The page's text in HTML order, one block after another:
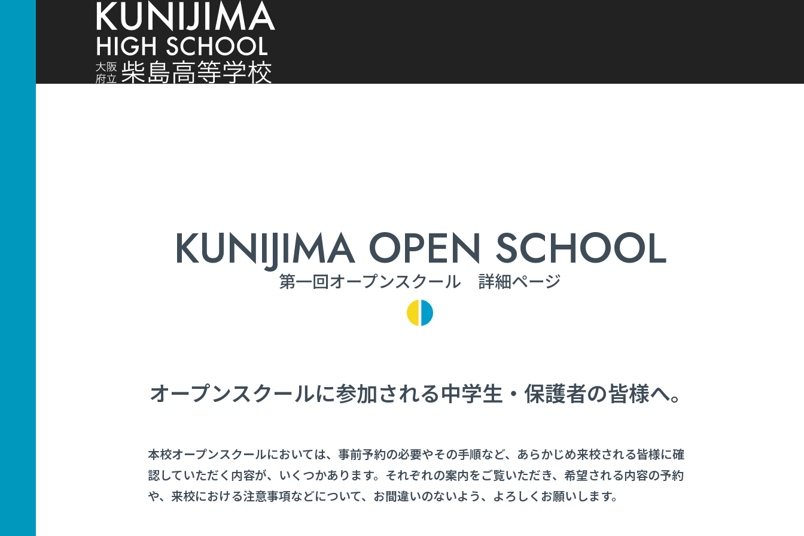
第一回オープンスクール 詳細ページ
オープンスクールに参加される中学生・保護者の皆様へ。
本校オープンスクールにおいては、事前予約の必要やその手順など、あらかじめ来校される皆様に確
認していただく内容が、いくつかあります。それぞれの案内をご覧いただき、希望される内容の予約
や、来校における注意事項などについて、お間違いのないよう、よろしくお願いします。